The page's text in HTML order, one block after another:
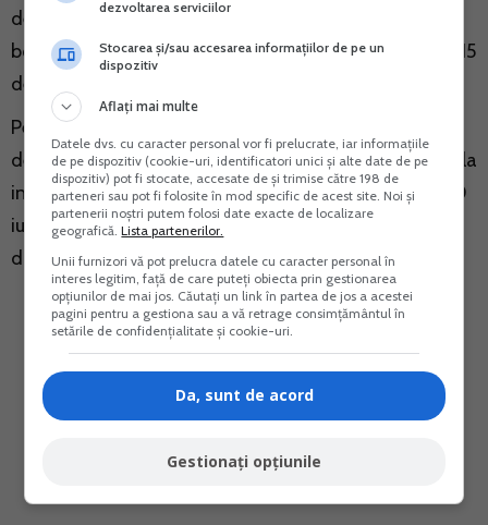
de plata data de 30 iunie 2019 si vor beneficia de o
bonificatie de 10% daca isi achita obligatiile pana la 15
decembrie 2018.
Persoanele care vor primi decizii de impunere pentru
definitivarea CASS aferenta anilor fiscali precedenti, la
inceputul anului 2019, au acelasi termen de plata – 30
iunie 2019 – si vor beneficia de bonificatia de 10%
daca isi achita obligatiile pana la 31 martie 2019.
dezvoltarea serviciilor
Stocarea și/sau accesarea informațiilor de pe un
dispozitiv
Aflați mai multe
Datele dvs. cu caracter personal vor fi prelucrate, iar informațiile
de pe dispozitiv (cookie-uri, identificatori unici și alte date de pe
dispozitiv) pot fi stocate, accesate de și trimise către 198 de
parteneri sau pot fi folosite în mod specific de acest site. Noi și
partenerii noștri putem folosi date exacte de localizare
geografică.Lista partenerilor.
Unii furnizori vă pot prelucra datele cu caracter personal în
interes legitim, față de care puteți obiecta prin gestionarea
opțiunilor de mai jos. Căutați un link în partea de jos a acestei
pagini pentru a gestiona sau a vă retrage consimțământul în
setările de confidențialitate și cookie-uri.
Da, sunt de acord
Gestionați opțiunile